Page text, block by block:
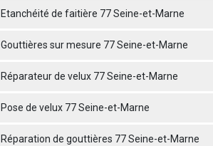
Etanchéité de faitière 77 Seine-et-Marne
Gouttières sur mesure 77 Seine-et-Marne
Réparateur de velux 77 Seine-et-Marne
Pose de velux 77 Seine-et-Marne
Réparation de gouttières 77 Seine-et-Marne